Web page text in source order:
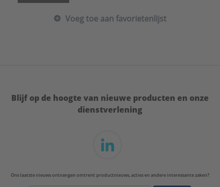
Voeg toe aan favorietenlijst
Blijf op de hoogte van nieuwe producten en onze
dienstverlening
Ons laatste nieuws ontvangen omtrent productnieuws, acties en andere interessante zaken?